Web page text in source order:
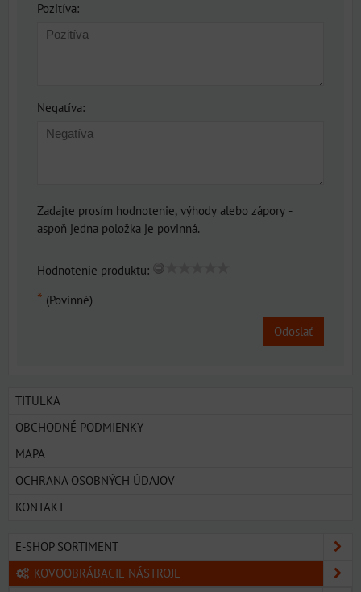
Pozitíva:
Negatíva:
Zadajte prosím hodnotenie, výhody alebo zápory -
aspoň jedna položka je povinná.
Hodnotenie produktu:
* (Povinné)
Odoslať
TITULKA
OBCHODNÉ PODMIENKY
MAPA
OCHRANA OSOBNÝCH ÚDAJOV
KONTAKT
E-SHOP SORTIMENT
KOVOOBRÁBACIE NÁSTROJE